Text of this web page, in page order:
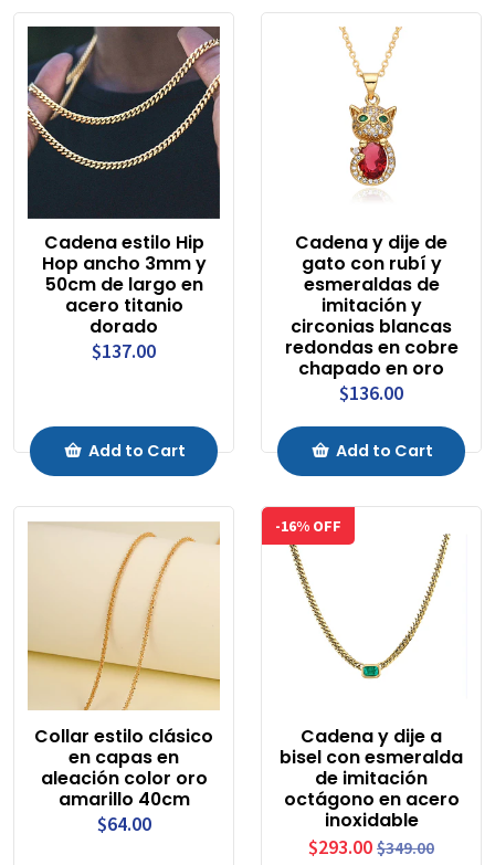
Cadena estilo Hip
Hop ancho 3mm y
50cm de largo en
acero titanio
dorado
$137.00
Add to Cart
Cadena y dije de
gato con rubí y
esmeraldas de
imitación y
circonias blancas
redondas en cobre
chapado en oro
$136.00
Add to Cart
Collar estilo clásico
en capas en
aleación color oro
amarillo 40cm
$64.00
-16% OFF
Cadena y dije a
bisel con esmeralda
de imitación
octágono en acero
inoxidable
$293.00 $349.00